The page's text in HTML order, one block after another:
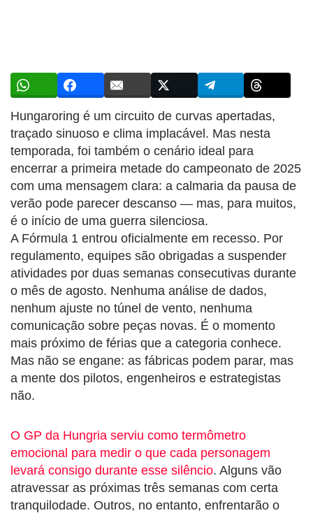
Hungaroring é um circuito de curvas apertadas,
traçado sinuoso e clima implacável. Mas nesta
temporada, foi também o cenário ideal para
encerrar a primeira metade do campeonato de 2025
com uma mensagem clara: a calmaria da pausa de
verão pode parecer descanso — mas, para muitos,
é o início de uma guerra silenciosa.
A Fórmula 1 entrou oficialmente em recesso. Por
regulamento, equipes são obrigadas a suspender
atividades por duas semanas consecutivas durante
o mês de agosto. Nenhuma análise de dados,
nenhum ajuste no túnel de vento, nenhuma
comunicação sobre peças novas. É o momento
mais próximo de férias que a categoria conhece.
Mas não se engane: as fábricas podem parar, mas
a mente dos pilotos, engenheiros e estrategistas
não.
O GP da Hungria serviu como termômetro
emocional para medir o que cada personagem
levará consigo durante esse silêncio. Alguns vão
atravessar as próximas três semanas com certa
tranquilodade. Outros, no entanto, enfrentarão o